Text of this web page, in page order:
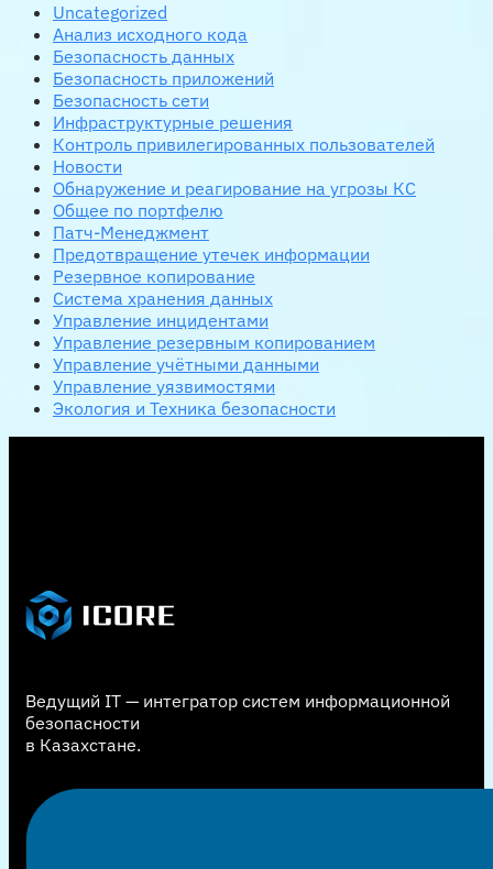
Uncategorized
Анализ исходного кода
Безопасность данных
Безопасность приложений
Безопасность сети
Инфраструктурные решения
Контроль привилегированных пользователей
Новости
Обнаружение и реагирование на угрозы КС
Общее по портфелю
Патч-Менеджмент
Предотвращение утечек информации
Резервное копирование
Система хранения данных
Управление инцидентами
Управление резервным копированием
Управление учётными данными
Управление уязвимостями
Экология и Техника безопасности
Ведущий IT — интегратор систем информационной
безопасности
в Казахстане.